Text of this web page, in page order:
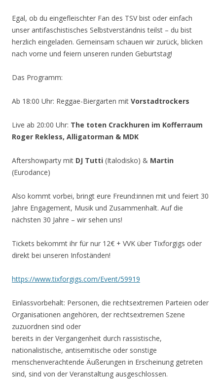
Egal, ob du eingefleischter Fan des TSV bist oder einfach
unser antifaschistisches Selbstverständnis teilst – du bist
herzlich eingeladen. Gemeinsam schauen wir zurück, blicken
nach vorne und feiern unseren runden Geburtstag!
Das Programm:
Ab 18:00 Uhr: Reggae-Biergarten mit Vorstadtrockers
Live ab 20:00 Uhr: The toten Crackhuren im Kofferraum
Roger Rekless, Alligatorman & MDK
Aftershowparty mit DJ Tutti (Italodisko) & Martin
(Eurodance)
Also kommt vorbei, bringt eure Freund:innen mit und feiert 30
Jahre Engagement, Musik und Zusammenhalt. Auf die
nächsten 30 Jahre – wir sehen uns!
Tickets bekommt ihr für nur 12€ + VVK über Tixforgigs oder
direkt bei unseren Infoständen!
https://www.tixforgigs.com/Event/59919
Einlassvorbehalt: Personen, die rechtsextremen Parteien oder
Organisationen angehören, der rechtsextremen Szene
zuzuordnen sind oder
bereits in der Vergangenheit durch rassistische,
nationalistische, antisemitische oder sonstige
menschenverachtende Äußerungen in Erscheinung getreten
sind, sind von der Veranstaltung ausgeschlossen.